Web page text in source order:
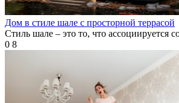
Дом в стиле шале с просторной террасой
Стиль шале – это то, что ассоциируется
0 8